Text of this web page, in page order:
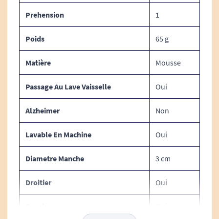
affaiblis
longueur totale d'un mètre à la longueur
souhaitée.
Non absorbant, non collant.
Passe au lave-vaisselle.
Caractéristiques techniques du
tube plastazote en mousse :
DIMENSIONS :
Longueur : 1 m
Prehension 1
Poids 65 g
Matière Mousse
Passage Au Lave Vaisselle Oui
Alzheimer Non
Lavable En Machine Oui
Diametre Manche 3 cm
Droitier Oui